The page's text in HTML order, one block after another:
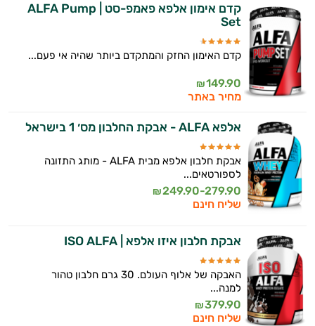
קדם אימון אלפא פאמפ-סט | ALFA Pump
Set
קדם האימון החזק והמתקדם ביותר שהיה אי פעם...
149.90
₪
מחיר באתר
אלפא ALFA - אבקת החלבון מס׳ 1 בישראל
אבקת חלבון אלפא מבית ALFA - מותג התזונה
לספורטאים...
249.90-279.90
₪
שליח חינם
אבקת חלבון איזו אלפא | ISO ALFA
האבקה של אלוף העולם. 30 גרם חלבון טהור
למנה...
379.90
₪
שליח חינם